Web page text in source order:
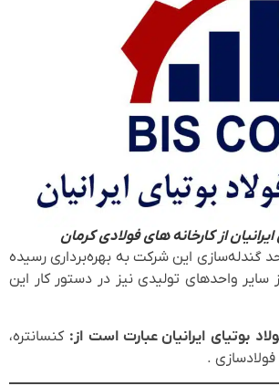
ایرانیان از کارخانه های فولادی کرمان
گندله‌سازی این شرکت به بهره‌برداری رسیده
سایر واحدهای تولیدی نیز در دستور کار این
بوتیای ایرانیان عبارت است از:کنسانتره،
.